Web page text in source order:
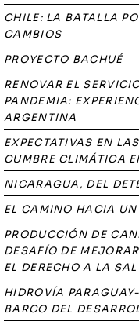
CHILE: LA BATALLA
CAMBIOS
PROYECTO BACHUÉ
RENOVAR EL
PANDEMIA:
ARGENTINA
EXPECTATIVAS EN
CUMBRE CLIMÁTICA
NICARAGUA, DEL
EL CAMINO HACIA UN
PRODUCCIÓN DE
DESAFÍO DE
EL DERECHO A LA
HIDROVÍA
BARCO DEL